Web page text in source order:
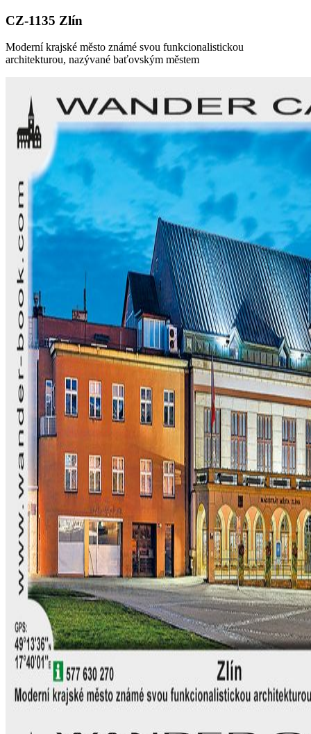
CZ-1135 Zlín
Moderní krajské město známé svou funkcionalistickou
architekturou, nazývané baťovským městem